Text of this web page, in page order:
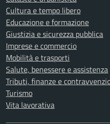
Cultura e tempo libero
Educazione e formazione
Giustizia e sicurezza pubblica
Imprese e commercio
Mobilità e trasporti
Salute, benessere e assistenza
Tributi, finanze e
Turismo
Vita lavorativa